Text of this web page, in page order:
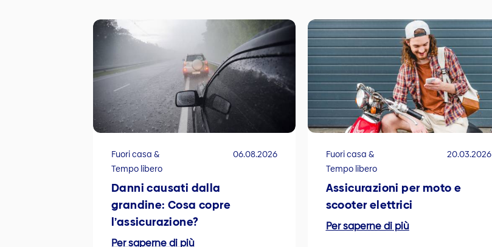
Fuori casa &
Tempo libero
06.08.2026
Danni causati dalla
grandine: Cosa copre
l’assicurazione?
Per saperne di più
Fuori casa &
Tempo libero
20.03.2026
Assicurazioni per moto e
scooter elettrici
Per saperne di più